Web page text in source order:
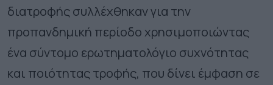
διατροφής συλλέχθηκαν για την
προπανδημική περίοδο χρησιμοποιώντας
ένα σύντομο ερωτηματολόγιο συχνότητας
και ποιότητας τροφής, που δίνει έμφαση σε